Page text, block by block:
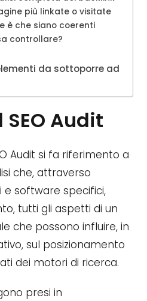
più linkate o visitate
è che siano coerenti
controllare?
da sottoporre ad
SEO Audit
Audit si fa riferimento a
che, attraverso
e software specifici,
tutti gli aspetti di un
che possono influire, in
sul posizionamento
dei motori di ricerca.
presi in